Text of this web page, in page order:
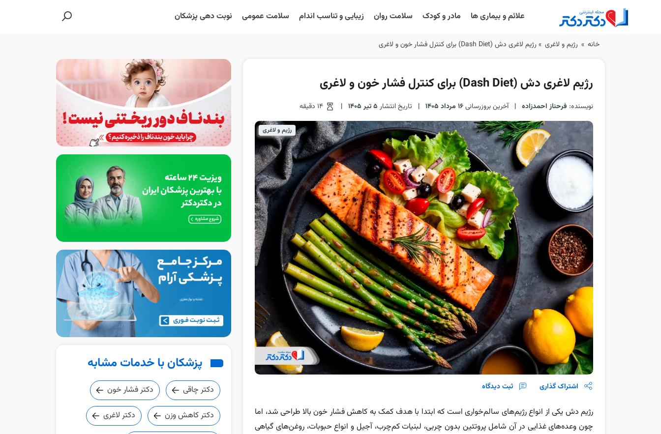
علائم و بیماری ها مادر و کودک سلامت روان زیبایی و تناسب اندام سلامت عمومی نوبت دهی پزشکان
خانه » رژیم و لاغری » رژیم لاغری دش (Dash Diet) برای کنترل فشار خون و لاغری
رژیم لاغری دش (Dash Diet) برای کنترل فشار خون و لاغری
نویسنده: فرحناز احمدزاده | آخرین بروزرسانی16 مرداد 1405 | تاریخ انتشار 5 تیر 1405 |
رژیم و لاغری
اشتراک گذاری ثبت دیدگاه
رژیم دش یکی از انواع‌ رژیم‌های سالم‌خواری است که ابتدا با هدف کمک به کاهش فشار خون بالا طراحی شد، اما
چون وعده‌های غذایی در آن شامل پروتئین بدون‌ چربی، لبنیات کم‌چرب، آجیل و انواع حبوبات، روغن‌های گیاهی
پزشکان با خدمات مشابه
دکتر چاقی دکتر فشار خون
دکتر کاهش وزن دکتر لاغری